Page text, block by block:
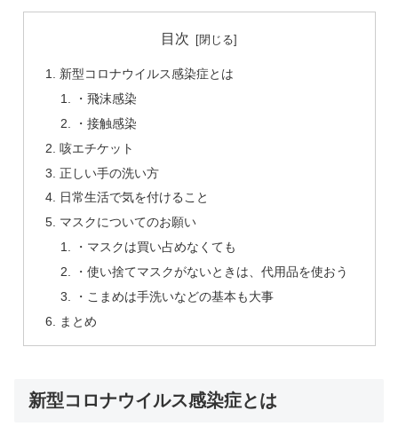
目次
新型コロナウイルス感染症とは
・飛沫感染
・接触感染
咳エチケット
正しい手の洗い方
日常生活で気を付けること
マスクについてのお願い
・マスクは買い占めなくても
・使い捨てマスクがないときは、代用品を使おう
・こまめは手洗いなどの基本も大事
まとめ
新型コロナウイルス感染症とは